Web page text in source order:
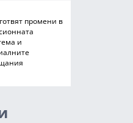
промени в
и